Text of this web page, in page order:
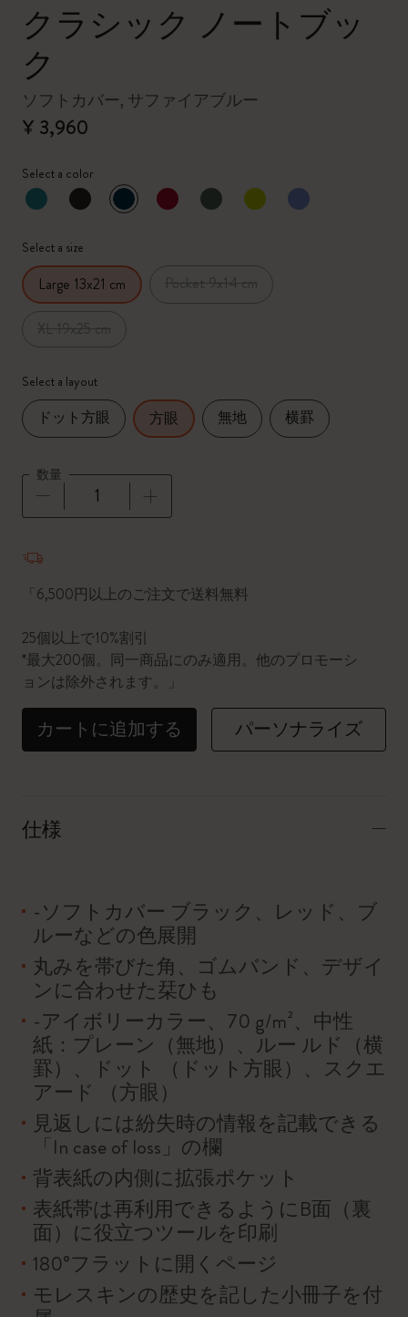
クラシック ノートブッ
ク
ソフトカバー, サファイアブルー
¥ 3,960
Select a color
選択済
*選択したカラー
Select a size
Large 13x21 cm
Select a layout
ドット方眼 方眼 無地 横罫
数量
「6,500円以上のご注文で送料無料
25個以上で10%割引
*最大200個。同一商品にのみ適用。他のプロモーシ
ョンは除外されます。」
カートに追加する パーソナライズ
仕様
-ソフトカバー ブラック、レッド、ブ
ルーなどの色展開
丸みを帯びた角、ゴムバンド、デザイ
ンに合わせた栞ひも
-アイボリーカラー、70 g/m²、中性
紙：プレーン（無地）、ルー ルド（横
罫）、ドット （ドット方眼）、スクエ
アード （方眼）
見返しには紛失時の情報を記載できる
「In case of loss」の欄
背表紙の内側に拡張ポケット
表紙帯は再利用できるようにB面（裏
面）に役立つツールを印刷
180°フラットに開くページ
モレスキンの歴史を記した小冊子を付